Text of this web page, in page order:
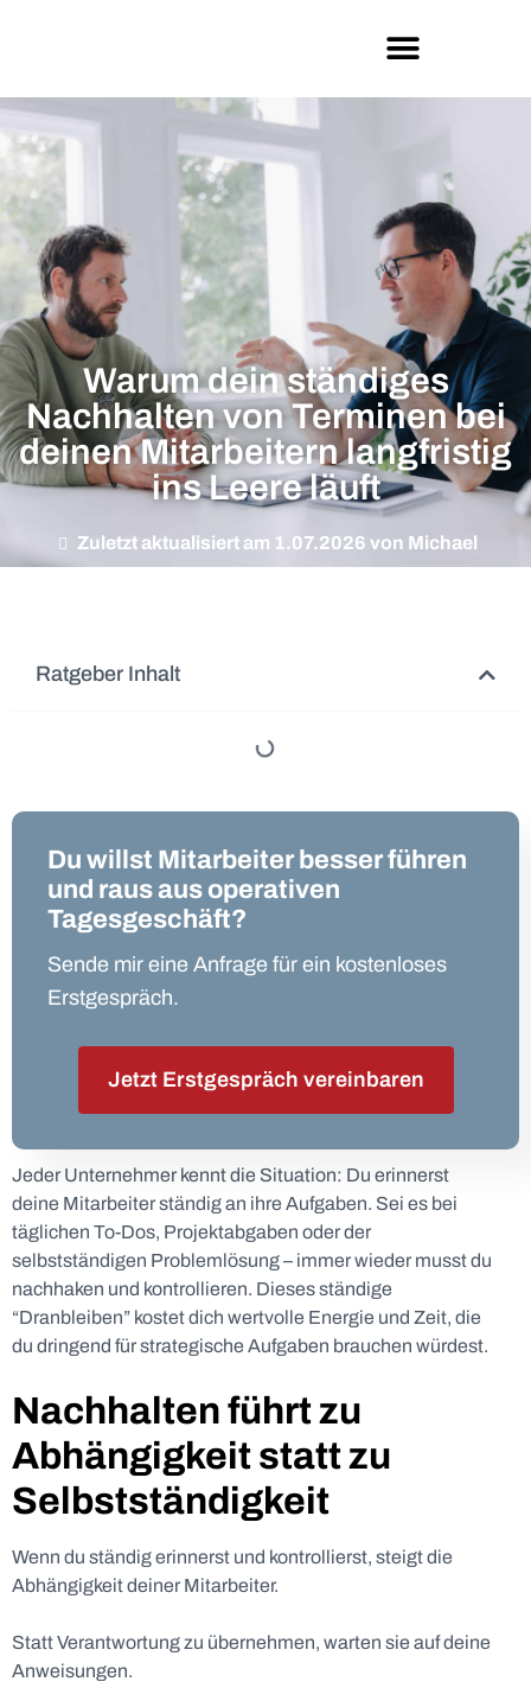
Warum dein ständiges
Nachhalten von Terminen bei
deinen Mitarbeitern langfristig
ins Leere läuft
Zuletzt aktualisiert am 1.07.2026 von Michael
Ratgeber Inhalt
Du willst Mitarbeiter besser führen
und raus aus operativen
Tagesgeschäft?
Sende mir eine Anfrage für ein kostenloses
Erstgespräch.
Jetzt Erstgespräch vereinbaren
Jeder Unternehmer kennt die Situation: Du erinnerst
deine Mitarbeiter ständig an ihre Aufgaben. Sei es bei
täglichen To-Dos, Projektabgaben oder der
selbstständigen Problemlösung – immer wieder musst du
nachhaken und kontrollieren. Dieses ständige
“Dranbleiben” kostet dich wertvolle Energie und Zeit, die
du dringend für strategische Aufgaben brauchen würdest.
Nachhalten führt zu
Abhängigkeit statt zu
Selbstständigkeit
Wenn du ständig erinnerst und kontrollierst, steigt die
Abhängigkeit deiner Mitarbeiter.
Statt Verantwortung zu übernehmen, warten sie auf deine
Anweisungen.